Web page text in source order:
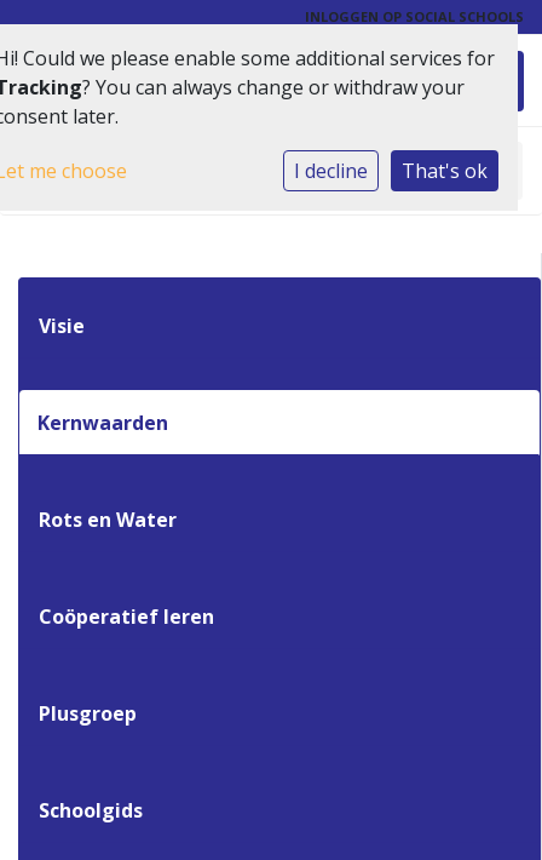
INLOGGEN OP SOCIAL SCHOOLS
Onze school» Kernwaarden
Visie
Kernwaarden
Rots en Water
Coöperatief leren
Plusgroep
Schoolgids
Could we please enable some additional services for
? You can always change or withdraw your
later.
me choose I decline That's ok